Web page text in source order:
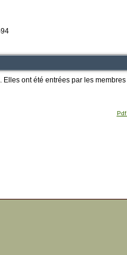
ont été entrées par les